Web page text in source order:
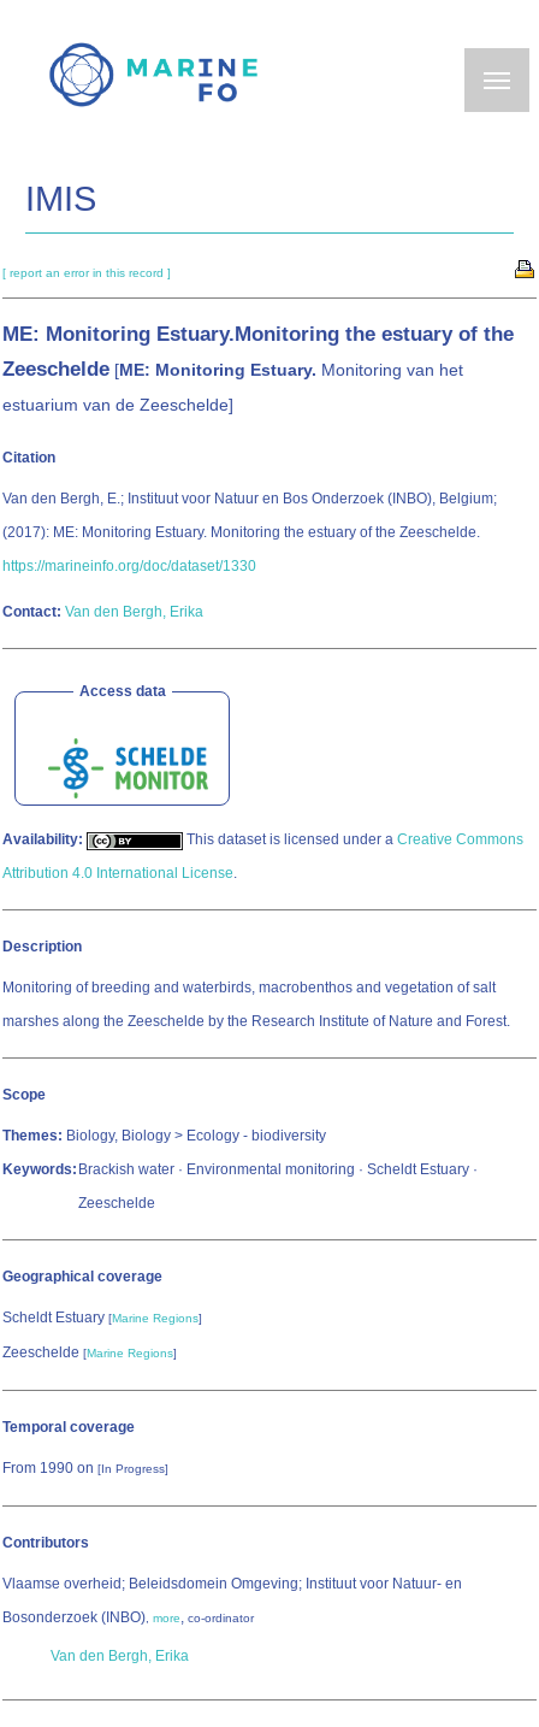
main
IMIS
[ report an error in this record ]
ME: Monitoring Estuary. Monitoring the estuary of the
Zeeschelde [ME: Monitoring Estuary. Monitoring van het
estuarium van de Zeeschelde]
Citation
Van den Bergh, E.; Instituut voor Natuur en Bos Onderzoek (INBO), Belgium;
(2017): ME: Monitoring Estuary. Monitoring the estuary of the Zeeschelde.
https://marineinfo.org/doc/dataset/1330
Contact: Van den Bergh, Erika
Access data
Availability: This dataset is licensed under a Creative Commons
Attribution 4.0 International License.
Description
Monitoring of breeding and waterbirds, macrobenthos and vegetation of salt
marshes along the Zeeschelde by the Research Institute of Nature and Forest.
Scope
Themes: Biology, Biology > Ecology - biodiversity
Keywords: Brackish water · Environmental monitoring · Scheldt Estuary ·
Zeeschelde
Geographical coverage
Scheldt Estuary [Marine Regions]
Zeeschelde [Marine Regions]
Temporal coverage
From 1990 on [In Progress]
Contributors
Vlaamse overheid; Beleidsdomein Omgeving; Instituut voor Natuur- en
Bosonderzoek (INBO), more, co-ordinator
Van den Bergh, Erika